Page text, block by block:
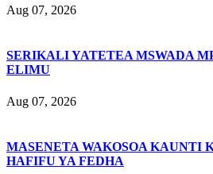
Aug 07, 2026
SERIKALI YATETEA MSWADA
ELIMU
Aug 07, 2026
MASENETA WAKOSOA KAUNTI
HAFIFU YA FEDHA